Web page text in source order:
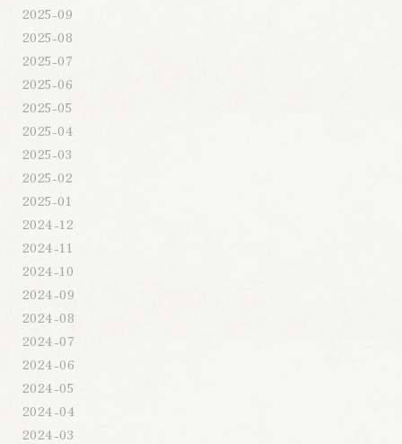
2025-09
2025-08
2025-07
2025-06
2025-05
2025-04
2025-03
2025-02
2025-01
2024-12
2024-11
2024-10
2024-09
2024-08
2024-07
2024-06
2024-05
2024-04
2024-03